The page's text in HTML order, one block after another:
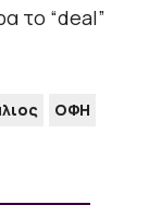
το “deal”
ΟΦΗ